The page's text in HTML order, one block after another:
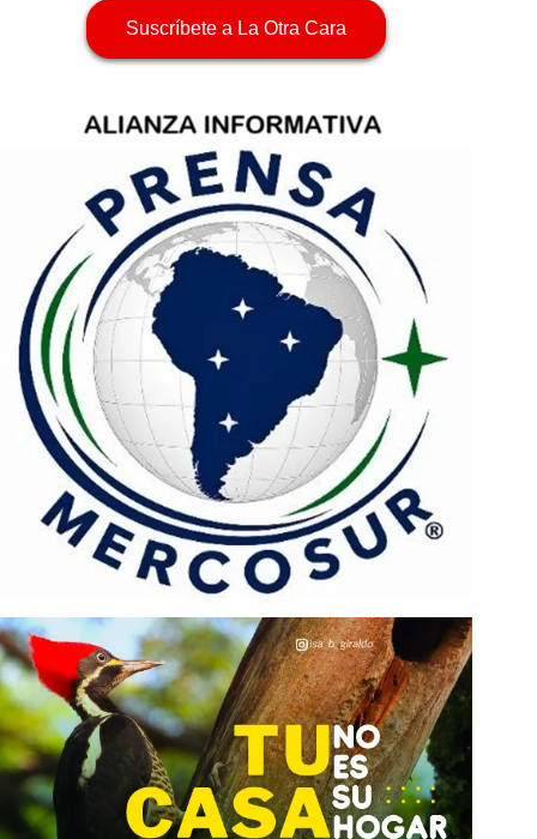
Suscríbete a La Otra Cara